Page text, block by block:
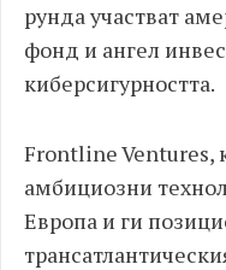
рунда участват
фонд и ангел
киберсигурността.
Frontline Ventures,
амбициозни
Европа и ги